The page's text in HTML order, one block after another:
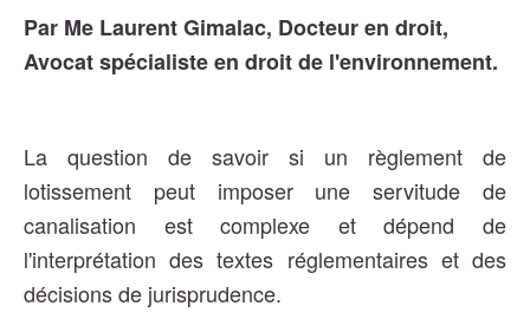
Par Me Laurent Gimalac, Docteur en droit,
Avocat spécialiste en droit de l'environnement.
La question de savoir si un règlement de
lotissement peut imposer une servitude de
canalisation est complexe et dépend de
l'interprétation des textes réglementaires et des
décisions de jurisprudence.